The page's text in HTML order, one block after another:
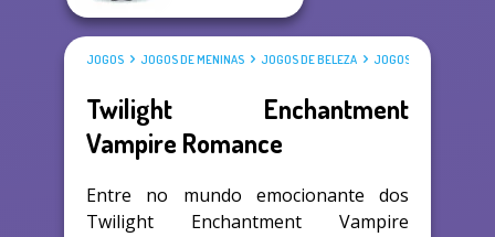
JOGOS JOGOS DE MENINAS JOGOS DE BELEZA JOGOS DE VESTIR
Twilight Enchantment
Vampire Romance
Entre no mundo emocionante dos
Twilight Enchantment Vampire